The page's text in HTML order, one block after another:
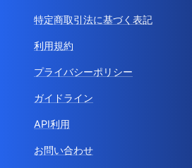
特定商取引法に基づく表記
利用規約
プライバシーポリシー
ガイドライン
API利用
お問い合わせ